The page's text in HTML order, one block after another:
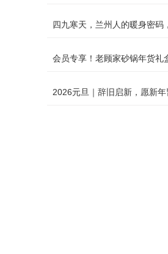
四九寒天，兰州人的暖身密码
会员专享！老顾家砂锅年货礼
2026元旦｜辞旧启新，愿新年